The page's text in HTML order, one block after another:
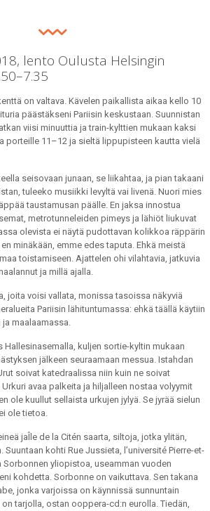
lento Oulusta Helsingin
on valtava. Kävelen paikallista aikaa kello 10
päästäkseni Pariisin keskustaan. Suunnistan
viisi minuuttia ja train-kylttien mukaan kaksi
porteille 11–12 ja sieltä lippupisteen kautta vielä
seisovaan junaan, se liikahtaa, ja pian takaani
tuleeko musiikki levyltä vai livenä. Nuori mies
taustamusan päälle. En jaksa innostua
metrotunneleiden pimeys ja lähiöt liukuvat
olevista ei näytä pudottavan kolikkoa räppärin
minäkään, emme edes taputa. Ehkä meistä
toistamiseen. Ajattelen ohi vilahtavia, jatkuvia
ja millä ajalla.
joita voisi vallata, monissa tasoissa näkyviä
Pariisin lähituntumassa: ehkä täällä käytiin
maalaamassa.
Hallesinasemalla, kuljen sortie-kyltin mukaan
jälkeen seuraamaan messua. Istahdan
soivat katedraalissa niin kuin ne soivat
avaa palkeita ja hiljalleen nostaa volyymit
ole kuullut sellaista urkujen jylyä. Se jyrää sielun
ole tietoa.
jaÎle de la Citén saarta, siltoja, jotka ylitän,
kohti Rue Jussieta, l’université Pierre-et-
Sorbonnen yliopistoa, useamman vuoden
kohdetta. Sorbonne on vaikuttava. Sen takana
jonka varjoissa on käynnissä sunnuntain
tarjolla, ostan ooppera-cd:n eurolla. Tiedän,